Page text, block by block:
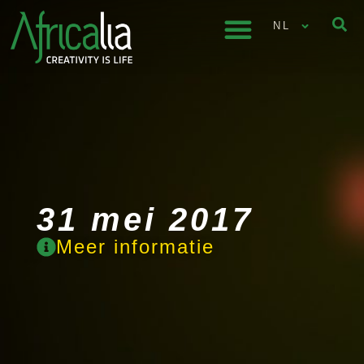
NL
31 mei 2017
Meer informatie